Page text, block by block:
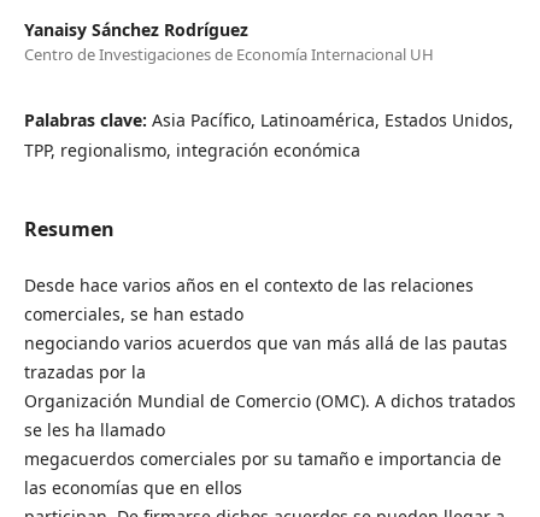
Yanaisy Sánchez Rodríguez
Centro de Investigaciones de Economía Internacional UH
Palabras clave: Asia Pacífico, Latinoamérica, Estados Unidos,
TPP, regionalismo, integración económica
Resumen
Desde hace varios años en el contexto de las relaciones
comerciales, se han estado
negociando varios acuerdos que van más allá de las pautas
trazadas por la
Organización Mundial de Comercio (OMC). A dichos tratados
se les ha llamado
megacuerdos comerciales por su tamaño e importancia de
las economías que en ellos